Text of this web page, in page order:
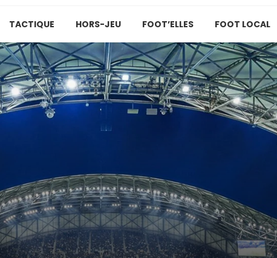
TACTIQUE HORS-JEU FOOT’ELLES FOOT LOCAL